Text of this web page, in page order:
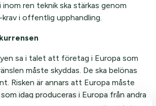
ren teknik ska stärkas genom
krav i offentlig upphandling.
sa i talet att företag i Europa som
måste skyddas. De ska belönas
Risken är annars att Europa måste
idag produceras i Europa från andra